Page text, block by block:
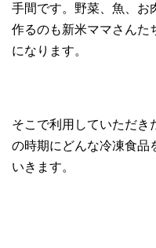
手間です。野菜、魚、お
作るのも新米ママさんた
になります。
そこで利用していただき
の時期にどんな冷凍食品
いきます。